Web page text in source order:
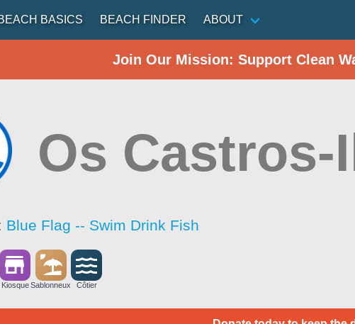
BASICS BEACH FINDER ABOUT
Join Our Mission: Support Clean
Os Castros-
Blue Flag -- Swim Drink Fish
Kiosque Sablonneux Côtier